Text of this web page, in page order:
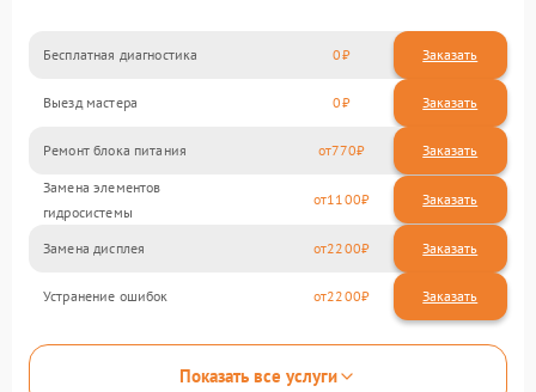
Бесплатная диагностика 0 Заказать
Выезд мастера 0 Заказать
Ремонт блока питания 770
Замена элементов
гидросистемы
1100
Замена дисплея 2200
Устранение ошибок 2200
Показать все услуги